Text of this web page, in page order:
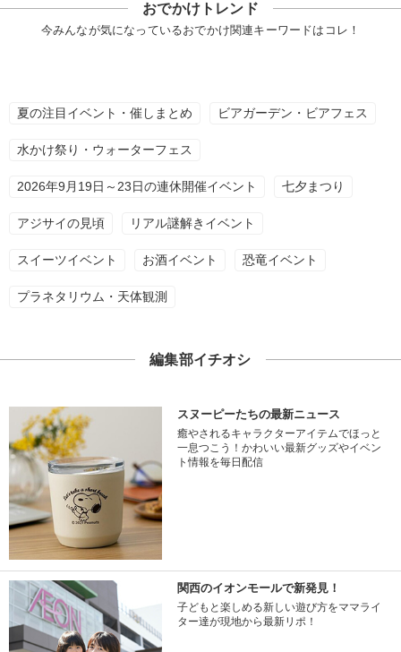
おでかけトレンド
今みんなが気になっているおでかけ関連キーワードはコレ！
夏の注目イベント・催しまとめ ビアガーデン・ビアフェス
水かけ祭り・ウォーターフェス
2026年9月19日～23日の連休開催イベント 七夕まつり
アジサイの見頃 リアル謎解きイベント
スイーツイベント お酒イベント 恐竜イベント
プラネタリウム・天体観測
編集部イチオシ
スヌーピーたちの最新ニュース
癒やされるキャラクターアイテムでほっと
一息つこう！かわいい最新グッズやイベン
ト情報を毎日配信
関西のイオンモールで新発見！
子どもと楽しめる新しい遊び方をママライ
ター達が現地から最新リポ！